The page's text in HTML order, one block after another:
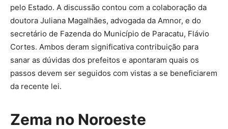
pelo Estado. A discussão contou com a colaboração da
doutora Juliana Magalhães, advogada da Amnor, e do
secretário de Fazenda do Município de Paracatu, Flávio
Cortes. Ambos deram significativa contribuição para
sanar as dúvidas dos prefeitos e apontaram quais os
passos devem ser seguidos com vistas a se beneficiarem
da recente lei.
Zema no Noroeste